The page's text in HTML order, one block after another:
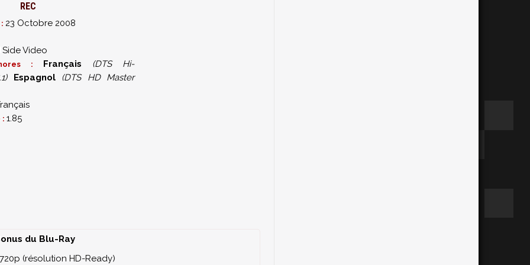
inédit)
mins)
(12 mins)
avec le fleuron des réalisateurs espagnols de film
(L'Orphelinat) et Gonzalo Lopez Gallego (Les Proies)
REC
23 Octobre 2008
Video
: Français
(DTS Hi-
Espagnol
(DTS HD Master
: 1.85
du Blu-Ray
(résolution HD-Ready)